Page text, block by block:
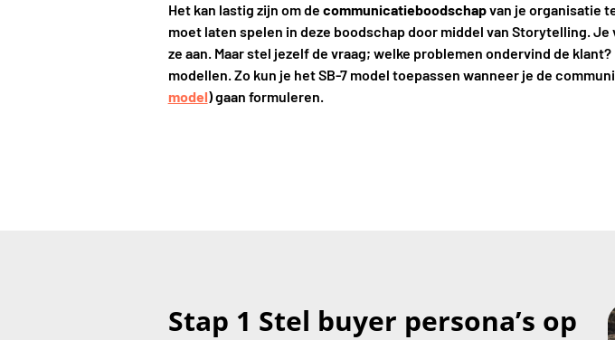
Het kan lastig zijn om de communicatieboodschapvan je organisatie
moet laten spelen in deze boodschap door middel van Storytelling.
ze aan. Maar stel jezelf de vraag; welke problemen ondervind de
modellen. Zo kun je het SB-7 model toepassen wanneer je de
model) gaan formuleren.
Stap 1 Stel buyer persona’s op